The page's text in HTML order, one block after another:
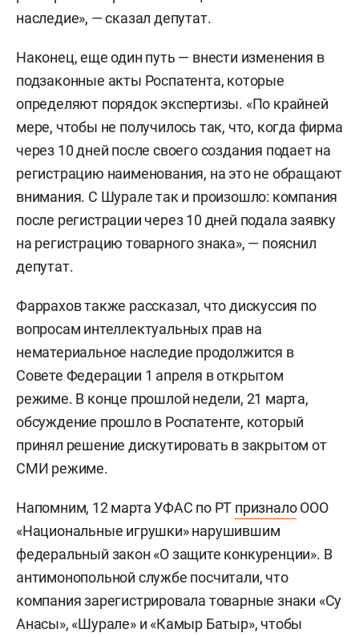
наследие», — сказал депутат.
Наконец, еще один путь — внести изменения в
подзаконные акты Роспатента, которые
определяют порядок экспертизы. «По крайней
мере, чтобы не получилось так, что, когда фирма
через 10 дней после своего создания подает на
регистрацию наименования, на это не обращают
внимания. С Шурале так и произошло: компания
после регистрации через 10 дней подала заявку
на регистрацию товарного знака», — пояснил
депутат.
Фаррахов также рассказал, что дискуссия по
вопросам интеллектуальных прав на
нематериальное наследие продолжится в
Совете Федерации 1 апреля в открытом
режиме. В конце прошлой недели, 21 марта,
обсуждение прошло в Роспатенте, который
принял решение дискутировать в закрытом от
СМИ режиме.
Напомним, 12 марта УФАС по РТ призналоООО
«Национальные игрушки» нарушившим
федеральный закон «О защите конкуренции». В
антимонопольной службе посчитали, что
компания зарегистрировала товарные знаки «Су
Анасы», «Шурале» и «Камыр Батыр», чтобы